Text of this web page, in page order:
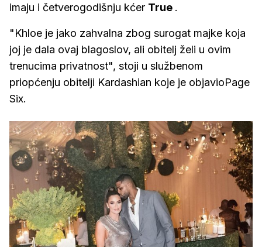
imaju i četverogodišnju kćer True .
"Khloe je jako zahvalna zbog surogat majke koja
joj je dala ovaj blagoslov, ali obitelj želi u ovim
trenucima privatnost", stoji u službenom
priopćenju obitelji Kardashian koje je objavioPage
Six.